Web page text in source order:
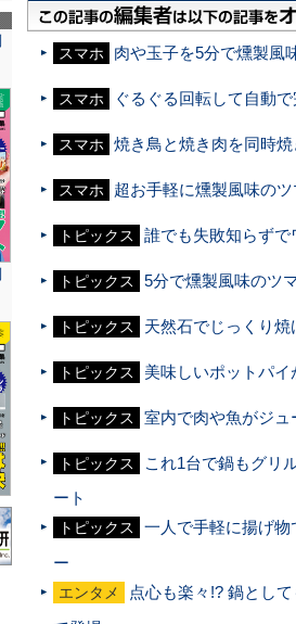
スマホ 肉や玉子を5分で燻製風
スマホ ぐるぐる回転して自動
スマホ 焼き鳥と焼き肉を同時焼
スマホ 超お手軽に燻製風味の
トピックス 誰でも失敗知らず
トピックス 5分で燻製風味のツ
トピックス 天然石でじっくり
トピックス 美味しいポットパ
トピックス 室内で肉や魚がジ
トピックス
これ1台で鍋もグリ
ート
トピックス
一人で手軽に揚げ
ー
エンタメ
点心も楽々!? 鍋とし